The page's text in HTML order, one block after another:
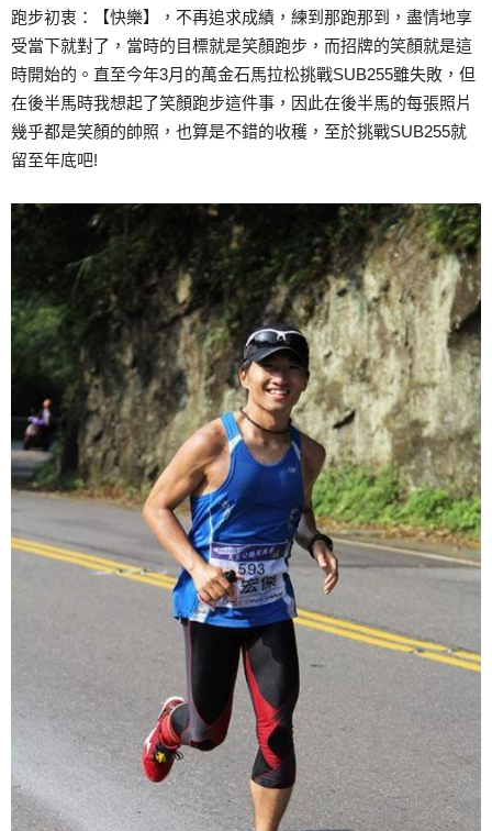
跑步初衷：【快樂】，不再追求成績，練到那跑那到，盡情地享
受當下就對了，當時的目標就是笑顏跑步，而招牌的笑顏就是這
時開始的。直至今年3月的萬金石馬拉松挑戰SUB255雖失敗，但
在後半馬時我想起了笑顏跑步這件事，因此在後半馬的每張照片
幾乎都是笑顏的帥照，也算是不錯的收穫，至於挑戰SUB255就
留至年底吧!